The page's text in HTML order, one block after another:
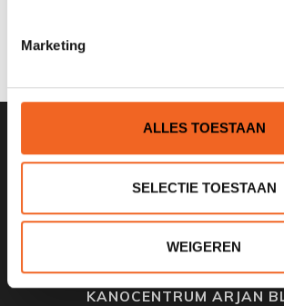
Marketing
ALLES TOESTAAN
SELECTIE TOESTAAN
WEIGEREN
SCHRIJF JE IN VOOR
KANOCENTRUM ARJAN